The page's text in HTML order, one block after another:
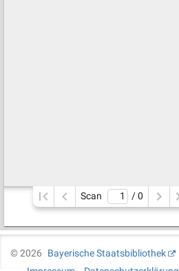
Scan / 0
©2026
Bayerische Staatsbibliothek